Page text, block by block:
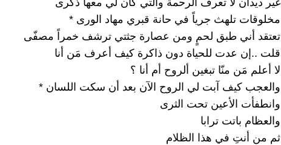
غير ديدان لا تعرف الرحمة والتي كان لي معها ذكرى
مخلوقات تلهث جرياً في حانة قبري مهاد الورى *
تعتقد أني طبق لحمٍ ومن عصارة جثتي ترشف خمراً مصفّى
قلت ..إن عدت للحياة دون ذاكرة كيف أعرف مَن أنا
لا أعلم مَن منّا تبغين ألروح أم أنا ؟
والعجب كيف آبت لي الروح الآن بعد أن سكت اللسان *
وانطفأت الأعين تحت الثرى
والعظام باتت ترابا
ثم من أنتِ في هذا الظلام